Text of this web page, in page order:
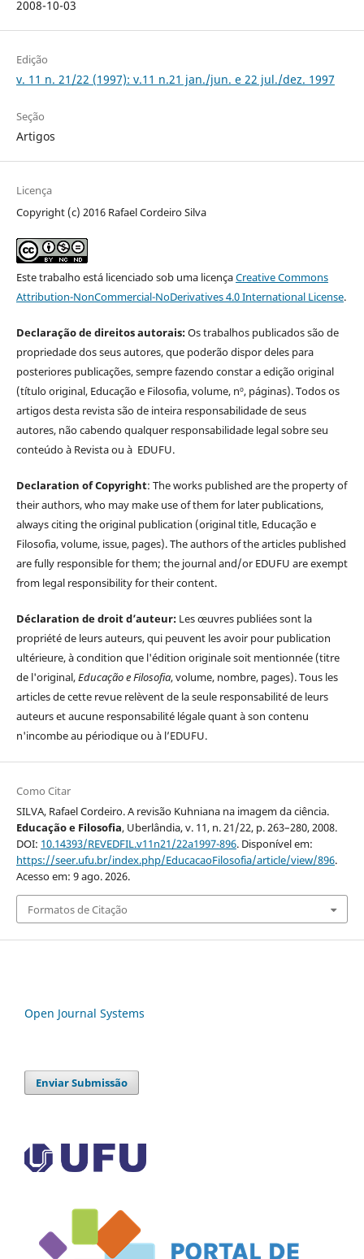
2008-10-03
Edição
v. 11 n. 21/22 (1997): v.11 n.21 jan./jun. e 22 jul./dez. 1997
Seção
Artigos
Licença
Copyright (c) 2016 Rafael Cordeiro Silva
Este trabalho está licenciado sob uma licençaCreative Commons
Attribution-NonCommercial-NoDerivatives 4.0 International License.
Declaração de direitos autorais:Os trabalhos publicados são de
propriedade dos seus autores, que poderão dispor deles para
posteriores publicações, sempre fazendo constar a edição original
(título original, Educação e Filosofia, volume, nº, páginas). Todos os
artigos desta revista são de inteira responsabilidade de seus
autores, não cabendo qualquer responsabilidade legal sobre seu
conteúdo à Revista ou à EDUFU.
Declaration of Copyright: The works published are the property of
their authors, who may make use of them for later publications,
always citing the original publication (original title, Educação e
Filosofia, volume, issue, pages). The authors of the articles published
are fully responsible for them; the journal and/or EDUFU are exempt
from legal responsibility for their content.
Déclaration de droit d’auteur: Les œuvres publiées sont la
propriété de leurs auteurs, qui peuvent les avoir pour publication
ultérieure, à condition que l'édition originale soit mentionnée (titre
de l'original,Educação e Filosofia, volume, nombre, pages). Tous les
articles de cette revue relèvent de la seule responsabilité de leurs
auteurs et aucune responsabilité légale quant à son contenu
n'incombe au périodique ou à l’EDUFU.
Como Citar
SILVA, Rafael Cordeiro. A revisão Kuhniana na imagem da ciência.
Educação e Filosofia, Uberlândia, v. 11, n. 21/22, p. 263–280, 2008.
DOI: 10.14393/REVEDFIL.v11n21/22a1997-896. Disponível em:
https://seer.ufu.br/index.php/EducacaoFilosofia/article/view/896.
Acesso em: 9 ago. 2026.
Formatos de Citação
Open Journal Systems
Enviar Submissão